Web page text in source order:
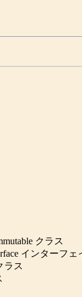
クラス
インターフェ
ラス